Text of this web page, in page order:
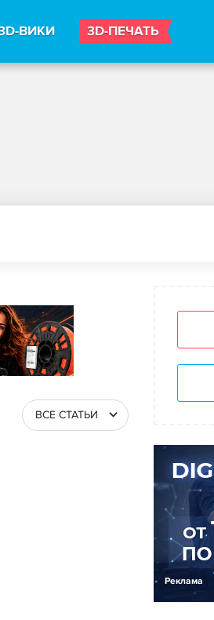
ВИКИ 3D-ПЕЧАТЬ
ВСЕ СТАТЬИ
Реклама